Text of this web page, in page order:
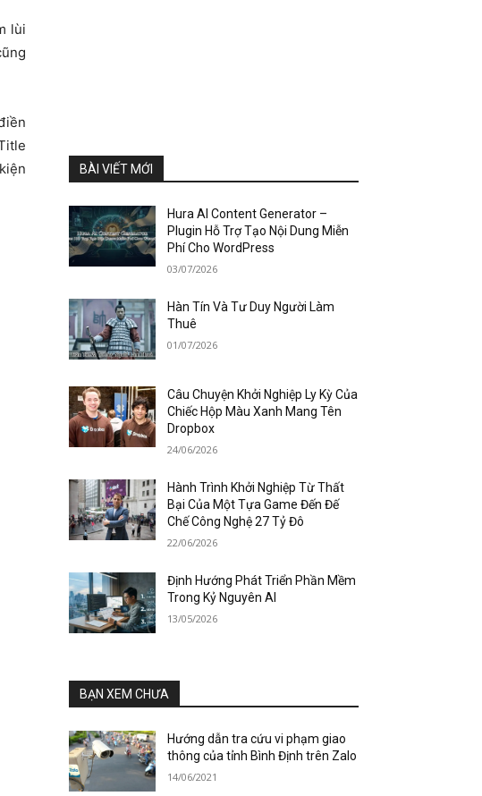
lùi
BÀI VIẾT MỚI
Hura AI Content Generator –
Plugin Hỗ Trợ Tạo Nội Dung Miễn
Phí Cho WordPress
03/07/2026
Hàn Tín Và Tư Duy Người Làm
Thuê
01/07/2026
Câu Chuyện Khởi Nghiệp Ly Kỳ Của
Chiếc Hộp Màu Xanh Mang Tên
Dropbox
24/06/2026
Hành Trình Khởi Nghiệp Từ Thất
Bại Của Một Tựa Game Đến Đế
Chế Công Nghệ 27 Tỷ Đô
22/06/2026
Định Hướng Phát Triển Phần Mềm
Trong Kỷ Nguyên AI
13/05/2026
BẠN XEM CHƯA
Hướng dẫn tra cứu vi phạm giao
thông của tỉnh Bình Định trên Zalo
14/06/2021